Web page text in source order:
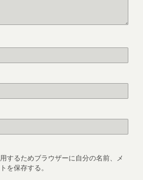
するためブラウザーに自分の名前、メ
を保存する。